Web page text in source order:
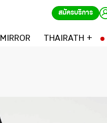
สมัครบริการ
MIRROR THAIRATH +